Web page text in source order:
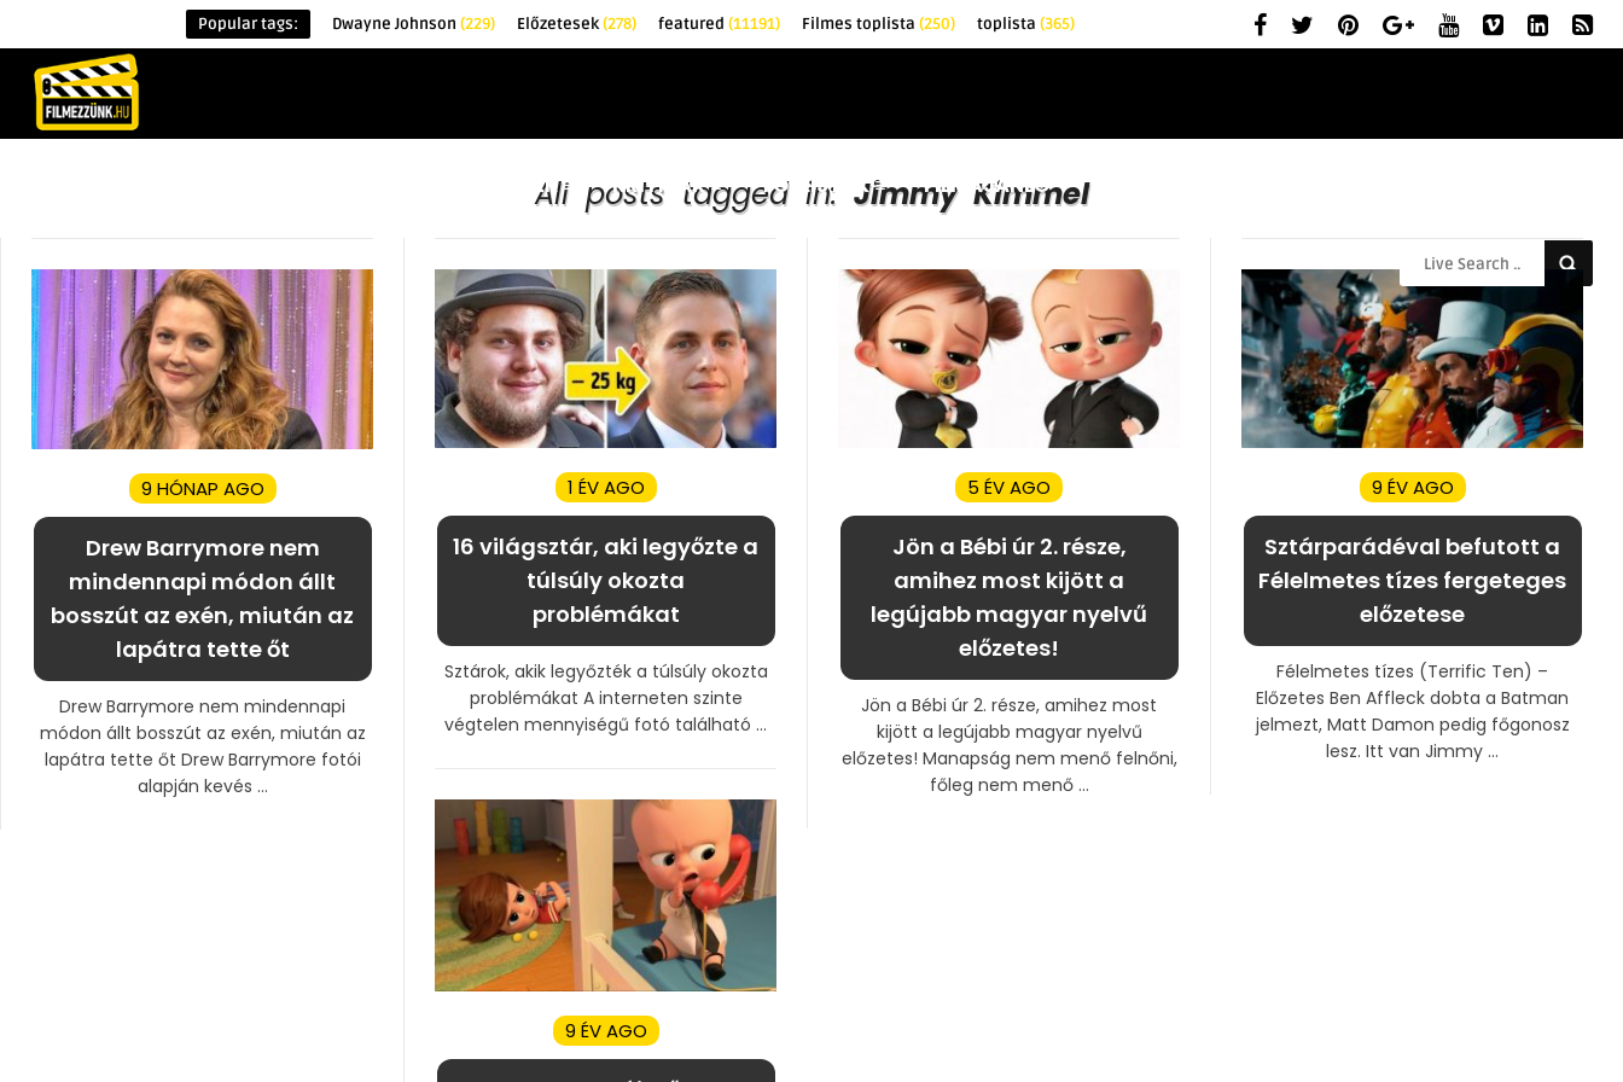
Popular tags: Dwayne Johnson (229) Előzetesek(278) featured (11191) Filmes toplista (250) toplista (365)
ÉRDEKESSÉGEK KRITIKÁK TOPLISTÁK FILMAJÁNLÓ
All posts tagged in: Jimmy Kimmel
9 HÓNAP AGO
Drew Barrymore nem
mindennapi módon állt
bosszút az exén, miután az
lapátra tette őt
Drew Barrymore nem mindennapi
módon állt bosszút az exén, miután az
lapátra tette őt Drew Barrymore fotói
alapján kevés ...
1 ÉV AGO
16 világsztár, aki legyőzte a
túlsúly okozta
problémákat
Sztárok, akik legyőzték a túlsúly okozta
problémákat A interneten szinte
végtelen mennyiségű fotó található ...
5 ÉV AGO
Jön a Bébi úr 2. része,
amihez most kijött a
legújabb magyar nyelvű
előzetes!
Jön a Bébi úr 2. része, amihez most
kijött a legújabb magyar nyelvű
előzetes! Manapság nem menő felnőni,
főleg nem menő ...
9 ÉV AGO
Sztárparádéval befutott a
Félelmetes tízes fergeteges
előzetese
Félelmetes tízes (Terrific Ten) –
Előzetes Ben Affleck dobta a Batman
jelmezt, Matt Damon pedig főgonosz
lesz. Itt van Jimmy ...
9 ÉV AGO